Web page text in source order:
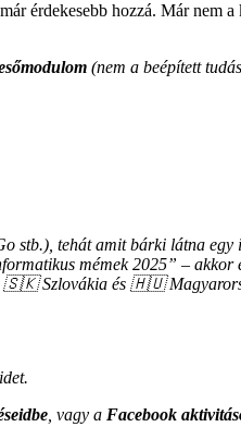
érdekesebb hozzá. Már nem
(nem a beépített
stb.), tehát amit bárki látna egy
mémek 2025” – akkor
🇸🇰Szlovákia és 🇭🇺
, vagy a Facebook